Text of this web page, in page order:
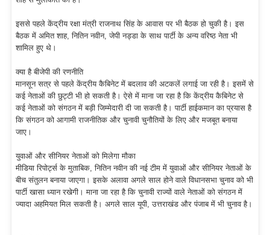
इससे पहले केंद्रीय रक्षा मंत्री राजनाथ सिंह के आवास पर भी बैठक हो चुकी है। इस
बैठक में अमित शाह, नितिन नवीन, जेपी नड्डा के साथ पार्टी के अन्य वरिष्ठ नेता भी
शामिल हुए थे।
क्या है बीजेपी की रणनीति
मानसून सत्र से पहले केंद्रीय कैबिनेट में बदलाव की अटकलें लगाई जा रही है। इसमें से
कई नेताओं की छुट्टी भी हो सकती है। ऐसे में माना जा रहा है कि केंद्रीय कैबिनेट से
कई नेताओं को संगठन में बड़ी जिम्मेदारी दी जा सकती है। पार्टी हाईकमान का प्रयास है
कि संगठन को आगामी राजनीतिक और चुनावी चुनौतियों के लिए और मजबूत बनाया
जाए।
युवाओं और सीनियर नेताओं को मिलेगा मौका
मीडिया रिपोर्ट्स के मुताबिक, नितिन नवीन की नई टीम में युवाओं और सीनियर नेताओं के
बीच संतुलन बनाया जाएगा। इसके अलावा अगले साल होने वाले विधानसभा चुनाव को भी
पार्टी खासा ध्यान रखेगी। माना जा रहा है कि चुनावी राज्यों वाले नेताओं को संगठन में
ज्यादा अहमियत मिल सकती है। अगले साल यूपी, उत्तराखंड और पंजाब में भी चुनाव है।